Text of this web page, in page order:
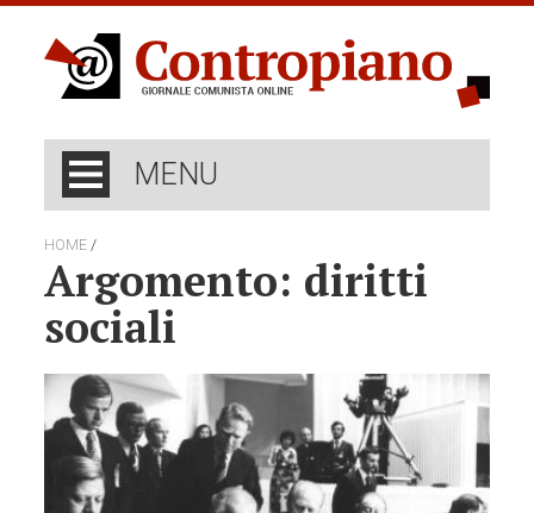
MENU
HOME /
Argomento: diritti
sociali